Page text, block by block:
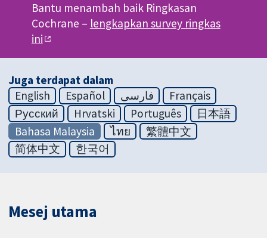
Bantu menambah baik Ringkasan
Cochrane – lengkapkan survey ringkas
ini
Juga terdapat dalam
English
Español فارسی
Français
Русский
Hrvatski Português
日本語
Bahasa Malaysia
ไทย
繁體中文
简体中文
한국어
Mesej utama